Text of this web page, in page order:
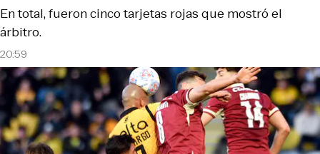
20:59
En total, fueron cinco tarjetas rojas que mostró el
árbitro.